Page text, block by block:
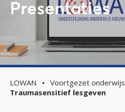
Presentaties
LOWAN Voortgezet onderwijs
Traumasensitief lesgeven